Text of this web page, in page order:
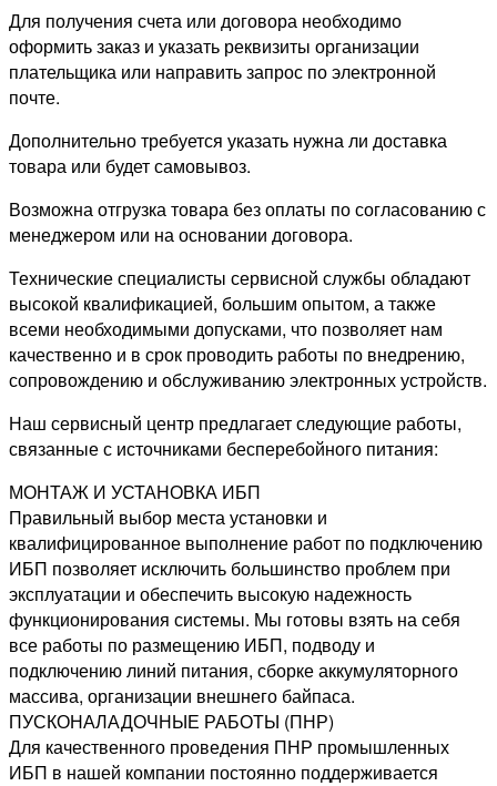
Для получения счета или договора необходимо
оформить заказ и указать реквизиты организации
плательщика или направить запрос по электронной
почте.
Дополнительно требуется указать нужна ли доставка
товара или будет самовывоз.
Возможна отгрузка товара без оплаты по согласованию с
менеджером или на основании договора.
Технические специалисты сервисной службы обладают
высокой квалификацией, большим опытом, а также
всеми необходимыми допусками, что позволяет нам
качественно и в срок проводить работы по внедрению,
сопровождению и обслуживанию электронных устройств.
Наш сервисный центр предлагает следующие работы,
связанные с источниками бесперебойного питания:
МОНТАЖ И УСТАНОВКА ИБП
Правильный выбор места установки и
квалифицированное выполнение работ по подключению
ИБП позволяет исключить большинство проблем при
эксплуатации и обеспечить высокую надежность
функционирования системы. Мы готовы взять на себя
все работы по размещению ИБП, подводу и
подключению линий питания, сборке аккумуляторного
массива, организации внешнего байпаса.
ПУСКОНАЛАДОЧНЫЕ РАБОТЫ (ПНР)
Для качественного проведения ПНР промышленных
ИБП в нашей компании постоянно поддерживается